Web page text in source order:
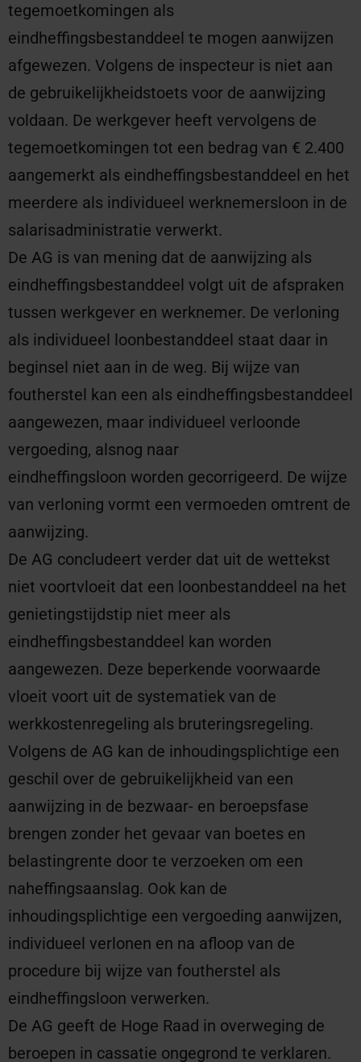
tegemoetkomingen als
eindheffingsbestanddeel te mogen aanwijzen
afgewezen. Volgens de inspecteur is niet aan
de gebruikelijkheidstoets voor de aanwijzing
voldaan. De werkgever heeft vervolgens de
tegemoetkomingen tot een bedrag van € 2.400
aangemerkt als eindheffingsbestanddeel en het
meerdere als individueel werknemersloon in de
salarisadministratie verwerkt.
De AG is van mening dat de aanwijzing als
eindheffingsbestanddeel volgt uit de afspraken
tussen werkgever en werknemer. De verloning
als individueel loonbestanddeel staat daar in
beginsel niet aan in de weg. Bij wijze van
foutherstel kan een als eindheffingsbestanddeel
aangewezen, maar individueel verloonde
vergoeding, alsnog naar
eindheffingsloon worden gecorrigeerd. De wijze
van verloning vormt een vermoeden omtrent de
aanwijzing.
De AG concludeert verder dat uit de wettekst
niet voortvloeit dat een loonbestanddeel na het
genietingstijdstip niet meer als
eindheffingsbestanddeel kan worden
aangewezen. Deze beperkende voorwaarde
vloeit voort uit de systematiek van de
werkkostenregeling als bruteringsregeling.
Volgens de AG kan de inhoudingsplichtige een
geschil over de gebruikelijkheid van een
aanwijzing in de bezwaar- en beroepsfase
brengen zonder het gevaar van boetes en
belastingrente door te verzoeken om een
naheffingsaanslag. Ook kan de
inhoudingsplichtige een vergoeding aanwijzen,
individueel verlonen en na afloop van de
procedure bij wijze van foutherstel als
eindheffingsloon verwerken.
De AG geeft de Hoge Raad in overweging de
beroepen in cassatie ongegrond te verklaren.